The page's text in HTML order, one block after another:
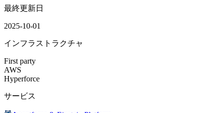
最終更新日
2025-10-01
インフラストラクチャ
First party
AWS
Hyperforce
サービス